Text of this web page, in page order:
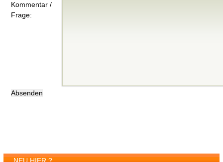
Kommentar /
Frage: